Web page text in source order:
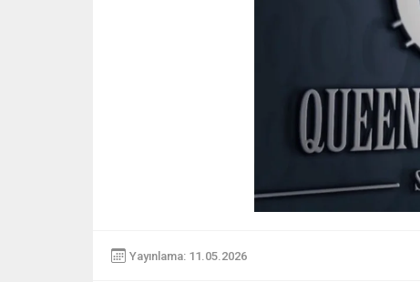
Yayınlama: 11.05.2026